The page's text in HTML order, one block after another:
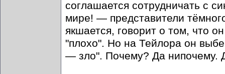
соглашается сотрудничать с
мире! — представители
якшается, говорит о том, что
"плохо". Но на Тейлора он
— зло". Почему? Да нипочему.